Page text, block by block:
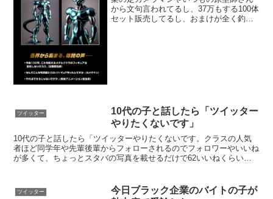
から文句言われてるし、37万もする100体
セット販売してるし、おまけが全く釣り
ツイッター
10代の子と話したら「ツイッター
やりたくないです」
10代の子と話したら「ツイッターやりたくないです。クラスの人気
者ほど同学年や先輩後輩からフォローされるのでフォロワーやいいね
が多くて、ちょっとスタバの写真を載せるだけで62いいねくらいつ
ツイッター
今日ブラック企業のバイトの子が